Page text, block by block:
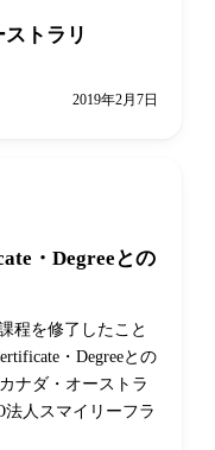
トラリ
2019年2月7日
・Degreeとの
程を修了したこと
・Degreeとの
ナダ・オーストラ
法人スマイリーフラ